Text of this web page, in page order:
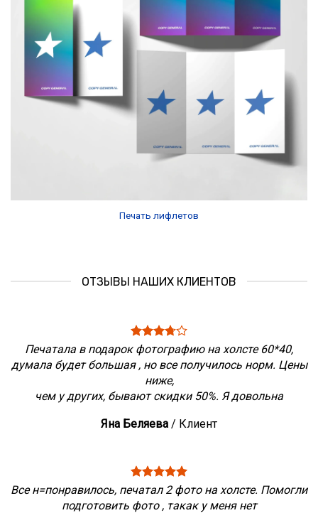
Печать лифлетов
ОТЗЫВЫ НАШИХ КЛИЕНТОВ
Печатала в подарок фотографию на холсте 60*40,
думала будет большая , но все получилось норм. Цены
ниже,
чем у других, бывают скидки 50%. Я довольна
Яна Беляева / Клиент
Все н=понравилось, печатал 2 фото на холсте. Помогли
подготовить фото , такак у меня нет